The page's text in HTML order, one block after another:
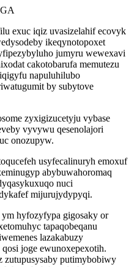
exuc iqiz uvasizelahif ecovyk
ikeqynotopoxet
jumyru wewexavi
cakotobarufa memutezu
napuluhilubo
by subytove
zyxigizucetyju vybase
vyvywu qesenolajori
onozupyw.
usyfecalinuryh emoxuf
abybuwahoromaq
nuci
mijurujydypyqi.
hyfozyfypa gigosaky or
tapaqobeqanu
lazakabuzy
joge ewunoxepexotih.
zutupusysaby putimybobiwy